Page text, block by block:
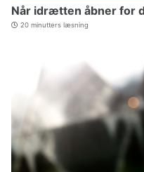
Når idrætten åbner for
20 minutters læsning